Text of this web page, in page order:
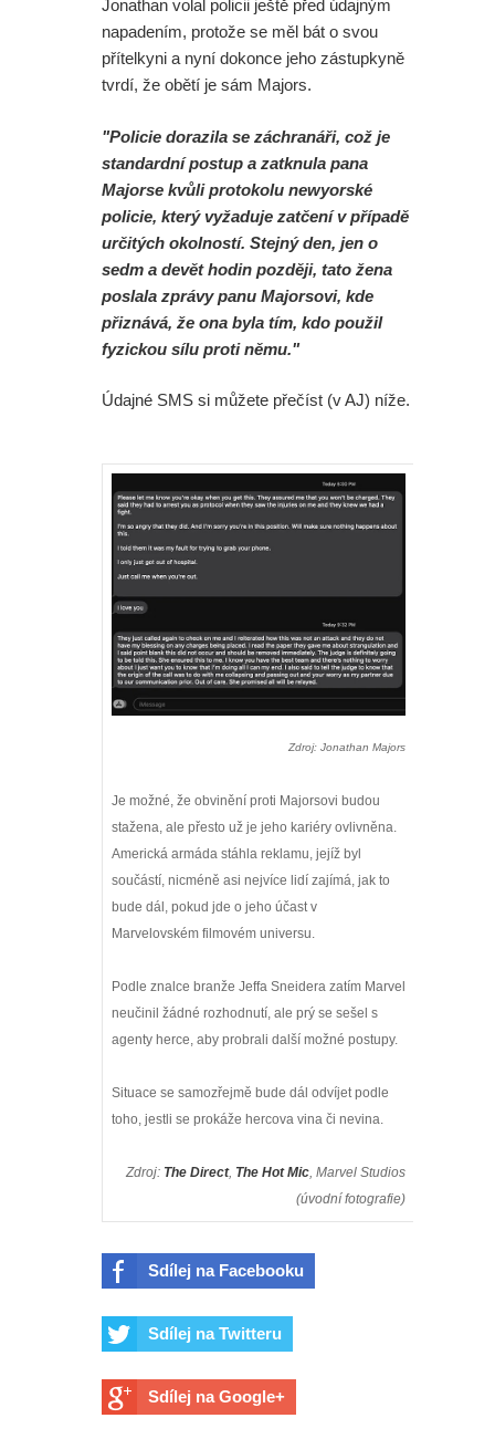
Režisér Spider-Mana odmítl dohled
na Avengers. A opravdu se na place
Jackie Chan?
Lanterns. A co mělo být ve
vystřižené scéně ze Spider-Man:
Zbrusu nový den s postavou z
Daredevila?
šéf Sony promluvil o neúspěchu
komiksových filmů
Spider-Man: Zbrusu nový den - Film
nakonec odstartoval lépe než
Avengers: Endgame. A bude Tom
Holland dál hrát tuhle roli?
mohou na kina nadávat jak chtějí,
ale jen kina zvládnou jednu věc,
prohlásil šéf Sony v reakci na
Spider-Man: Zbrusu nový den - Jak
to vypadá s budoucností postavy,
kterou ztvárnila Sadie Sink?
mohl být Dave Bautista.
Přeobsazovat se ale bude i další
důležitá postava
Marvel prý chce omezovat
soustředit na filmy
Jonathan volal policii ještě před údajným
napadením, protože se měl bát o svou
přítelkyni a nyní dokonce jeho zástupkyně
tvrdí, že obětí je sám Majors.
"Policie dorazila se záchranáři, což je
standardní postup a zatknula pana
Majorse kvůli protokolu newyorské
policie, který vyžaduje zatčení v případě
určitých okolností. Stejný den, jen o
sedm a devět hodin později, tato žena
poslala zprávy panu Majorsovi, kde
přiznává, že ona byla tím, kdo použil
fyzickou sílu proti němu."
Údajné SMS si můžete přečíst (v AJ) níže.
Zdroj: Jonathan Majors
Je možné, že obvinění proti Majorsovi budou
stažena, ale přesto už je jeho kariéry ovlivněna.
Americká armáda stáhla reklamu, jejíž byl
součástí, nicméně asi nejvíce lidí zajímá, jak to
bude dál, pokud jde o jeho účast v
Marvelovském filmovém universu.
Podle znalce branže Jeffa Sneidera zatím Marvel
neučinil žádné rozhodnutí, ale prý se sešel s
agenty herce, aby probrali další možné postupy.
Situace se samozřejmě bude dál odvíjet podle
toho, jestli se prokáže hercova vina či nevina.
Zdroj: The Direct, The Hot Mic, Marvel Studios
(úvodní fotografie)
Sdílej na Facebooku
Sdílej na Twitteru
Sdílej na Google+